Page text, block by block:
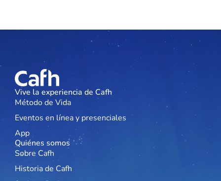
Vive la experiencia de Cafh
Método de Vida
Eventos en línea y presenciales
App
Quiénes somos
Sobre Cafh
Historia de Cafh